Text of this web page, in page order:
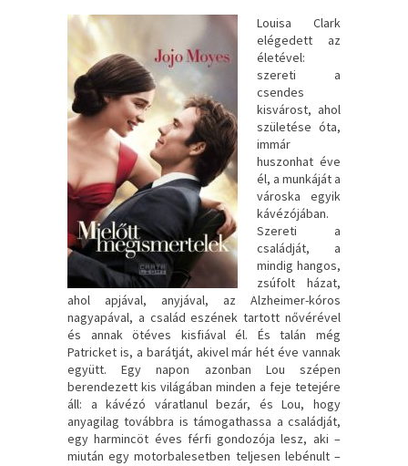
Louisa ​Clark
elégedett az
életével:
szereti a
csendes
kisvárost, ahol
születése óta,
immár
huszonhat éve
él, a munkáját a
városka egyik
kávézójában.
Szereti a
családját, a
mindig hangos,
zsúfolt házat,
ahol apjával, anyjával, az Alzheimer-kóros
nagyapával, a család eszének tartott nővérével
és annak ötéves kisfiával él. És talán még
Patricket is, a barátját, akivel már hét éve vannak
együtt. Egy napon azonban Lou szépen
berendezett kis világában minden a feje tetejére
áll: a kávézó váratlanul bezár, és Lou, hogy
anyagilag továbbra is támogathassa a családját,
egy harmincöt éves férfi gondozója lesz, aki –
miután egy motorbalesetben teljesen lebénult –